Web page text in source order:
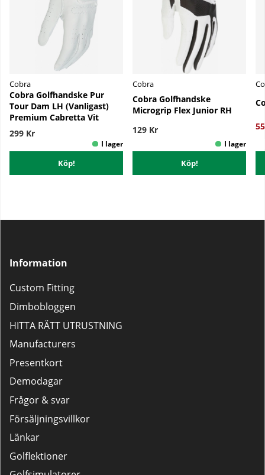
Cobra
Cobra Golfhandske Pur
Tour Dam LH (Vanligast)
Premium Cabretta Vit
299 Kr
Köp!
Cobra
Cobra Golfhandske
Microgrip Flex Junior RH
129 Kr
Köp!
Information
Custom Fitting
Dimbobloggen
HITTA RÄTT UTRUSTNING
Manufacturers
Presentkort
Demodagar
Frågor & svar
Försäljningsvillkor
Länkar
Golflektioner